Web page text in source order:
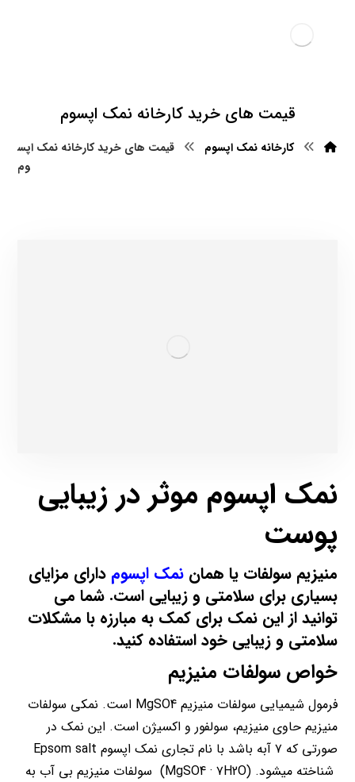
قیمت های خرید کارخانه نمک اپسوم
کارخانه نمک اپسوم
قیمت های خرید کارخانه نمک اپس
وم
نمک اپسوم موثر در زیبایی
پوست
منیزیم سولفات یا هماننمک اپسوم دارای مزایای
بسیاری برای سلامتی و زیبایی است. شما می
توانید از این نمک برای کمک به مبارزه با مشکلات
سلامتی و زیبایی خود استفاده کنید.
خواص سولفات منیزیم
فرمول شیمیایی سولفات منیزیم MgSO4 است. نمکی سولفات
منیزیم حاوی منیزیم، سولفور و اکسیژن است. این نمک در
صورتی که ۷ آبه باشد با نام تجاری نمک اپسوم Epsom salt
شناخته میشود. (MgSO4 · ۷H2O) سولفات منیزیم بی آب به